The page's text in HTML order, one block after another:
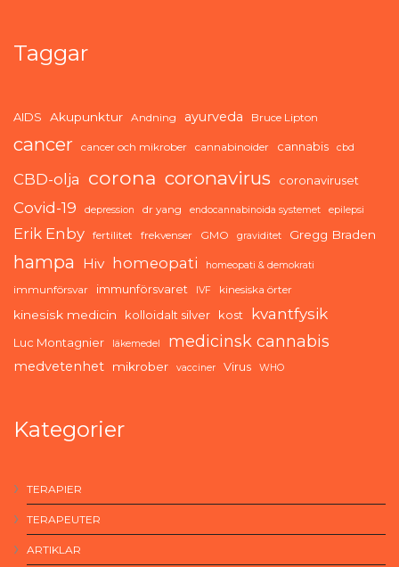
Taggar
AIDS Akupunktur Andning ayurveda Bruce Lipton
cancer cancer och mikrober cannabinoider cannabis cbd
CBD-olja corona coronavirus coronaviruset
Covid-19 depression dr yang endocannabinoida systemet epilepsi
Erik Enby fertilitet frekvenser GMO graviditet Gregg Braden
hampa Hiv homeopati homeopati & demokrati
immunförsvar immunförsvaret IVF kinesiska örter
kinesisk medicin kolloidalt silver kost kvantfysik
Luc Montagnier läkemedel medicinsk cannabis
medvetenhet mikrober vacciner Virus WHO
Kategorier
TERAPIER
TERAPEUTER
ARTIKLAR